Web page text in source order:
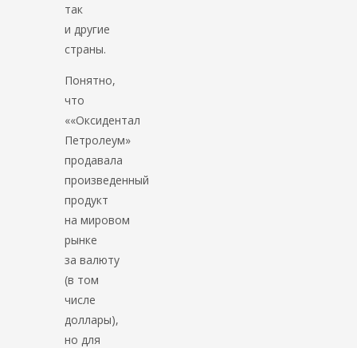
так
и другие
страны.
Понятно,
что
««Оксидентал
Петролеум»
продавала
произведенный
продукт
на мировом
рынке
за валюту
(в том
числе
доллары),
но для